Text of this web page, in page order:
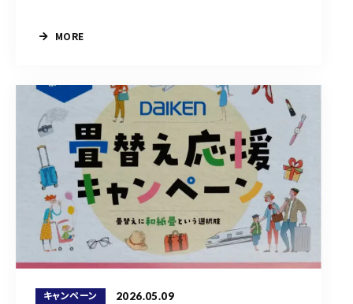
MORE
キャンペーン 2026.05.09